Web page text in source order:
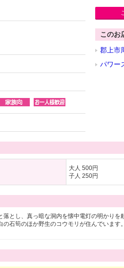
このお
郡上市
パワー
大人 500円
子人 250円
とし、真っ暗な洞内を懐中電灯の明かりを
石筍のほか野生のコウモリが住んでいま